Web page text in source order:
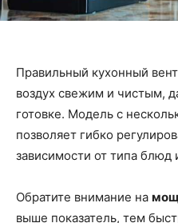
Правильный кухонный
воздух свежим и чистым,
готовке. Модель с
позволяет гибко
зависимости от типа
Обратите внимание на
выше показатель, тем